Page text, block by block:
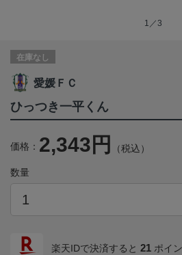
1／3
在庫なし
愛媛ＦＣ
ひっつき一平くん
価格： 2,343円 （税込）
数量
楽天IDで決済すると 21 ポイ